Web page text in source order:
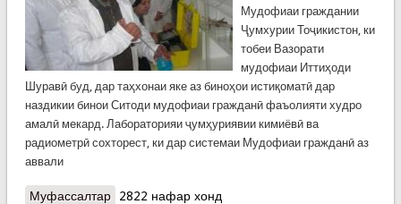
Мудофиаи граждании
Ҷумхурии Тоҷикистон, ки
тобеи Вазорати
мудофиаи Иттиҳоди
Шуравӣ буд, дар таҳхонаи яке аз биноҳои истиқоматӣ дар
наздикии бинои Ситоди мудофиаи гражданӣ фаъолияти худро
амалӣ мекард. Лабораторияи ҷумҳуриявии кимиёвӣ ва
радиометрӣ сохторест, ки дар системаи Мудофиаи гражданӣ аз
аввали
Муфассалтаро Лабораторияи кимиёвӣ ва радиометрӣ
2822 нафар хонд